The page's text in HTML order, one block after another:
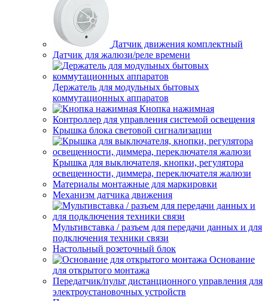
Датчик движения комплектный
Датчик для жалюзи/реле времени
Держатель для модульных бытовых
коммутационных аппаратов
Кнопка нажимная
Контроллер для управления системой освещения
Крышка блока световой сигнализации
Крышка для выключателя, кнопки, регулятора
освещенности, диммера, переключателя жалюзи
Материалы монтажные для маркировки
Механизм датчика движения
Мультивставка / разъем для передачи данных и для
подключения техники связи
Настольный розеточный блок
Основание
для открытого монтажа
Передатчик/пульт дистанционного управления для
электроустановочных устройств